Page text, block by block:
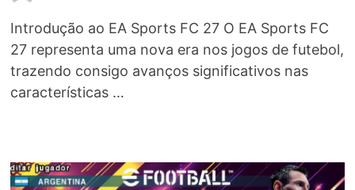
Introdução ao EA Sports FC 27 O EA Sports FC
27 representa uma nova era nos jogos de futebol,
trazendo consigo avanços significativos nas
características …